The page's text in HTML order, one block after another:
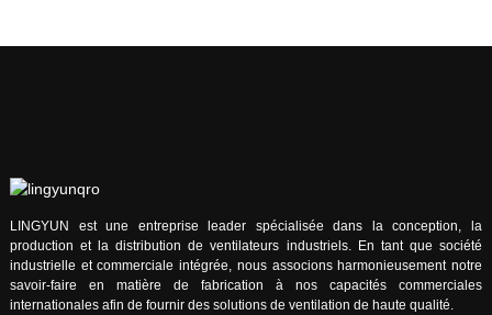
LINGYUN est une entreprise leader spécialisée dans la conception, la
production et la distribution de ventilateurs industriels. En tant que société
industrielle et commerciale intégrée, nous associons harmonieusement notre
savoir-faire en matière de fabrication à nos capacités commerciales
internationales afin de fournir des solutions de ventilation de haute qualité.